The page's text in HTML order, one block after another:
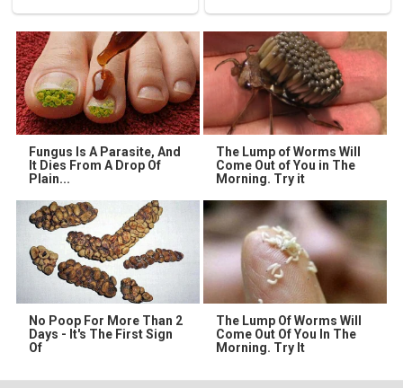
Fungus Is A Parasite, And
It Dies From A Drop Of
Plain...
The Lump of Worms Will
Come Out of You in The
Morning. Try it
No Poop For More Than 2
Days - It's The First Sign
Of
The Lump Of Worms Will
Come Out Of You In The
Morning. Try It